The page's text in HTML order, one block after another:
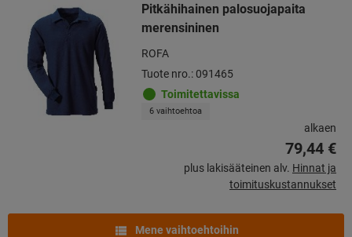
Pitkähihainen palosuojapaita
merensininen
ROFA
Tuote nro.: 091465
Toimitettavissa
6 vaihtoehtoa
alkaen
79,44 €
plus lakisääteinen alv. Hinnat ja
toimituskustannukset
Mene vaihtoehtoihin